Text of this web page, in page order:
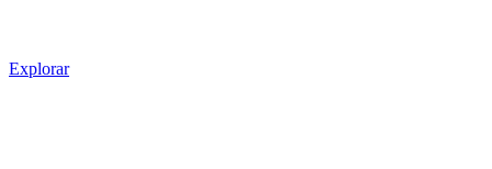
Explorar